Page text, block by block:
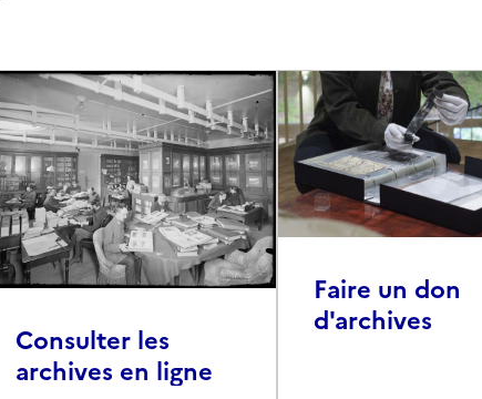
Consulter les
archives en ligne
Faire un don
d'archives